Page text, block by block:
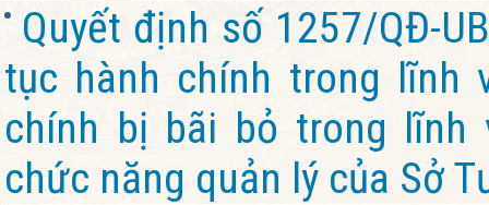
Quyết định số 1257/QĐ-
tục hành chính trong lĩnh
chính bị bãi bỏ trong lĩnh
chức năng quản lý của Sở